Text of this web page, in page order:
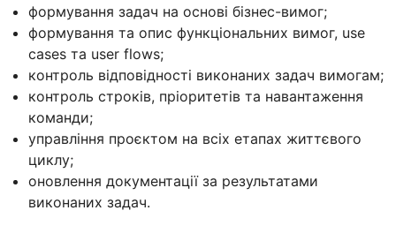
формування задач на основі бізнес-вимог;
формування та опис функціональних вимог, use
cases та user flows;
контроль відповідності виконаних задач вимогам;
контроль строків, пріоритетів та навантаження
команди;
управління проєктом на всіх етапах життєвого
циклу;
оновлення документації за результатами
виконаних задач.